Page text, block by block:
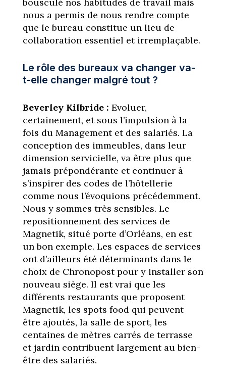
nous a permis de nous rendre compte
que le bureau constitue un lieu de
collaboration essentiel et irremplaçable.
Le rôle des bureaux va changer va-
t-elle changer malgré tout ?
Beverley Kilbride : Evoluer,
certainement, et sous l’impulsion à la
fois du Management et des salariés. La
conception des immeubles, dans leur
dimension servicielle, va être plus que
jamais prépondérante et continuer à
s’inspirer des codes de l’hôtellerie
comme nous l’évoquions précédemment.
Nous y sommes très sensibles. Le
repositionnement des services de
Magnetik, situé porte d’Orléans, en est
un bon exemple. Les espaces de services
ont d’ailleurs été déterminants dans le
choix de Chronopost pour y installer son
nouveau siège. Il est vrai que les
différents restaurants que proposent
Magnetik, les spots food qui peuvent
être ajoutés, la salle de sport, les
centaines de mètres carrés de terrasse
et jardin contribuent largement au bien-
être des salariés.